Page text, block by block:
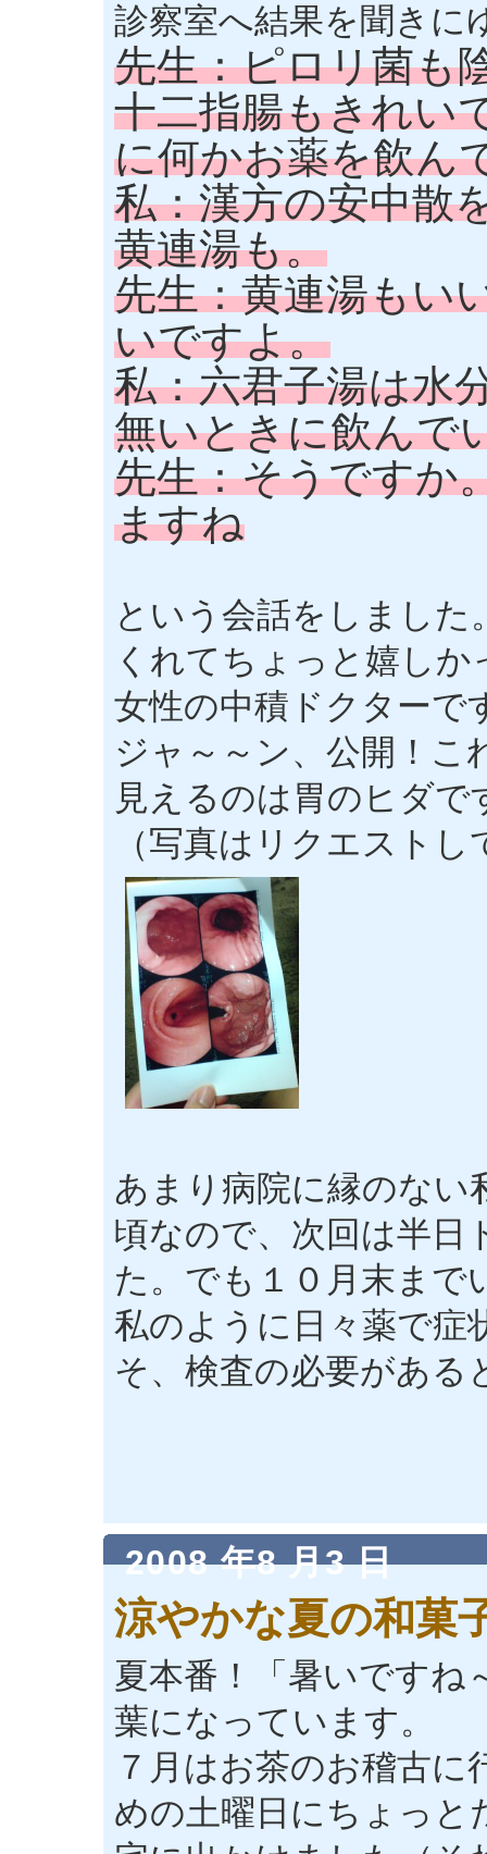
診察室へ結果を聞きに
先生：ピロリ菌も
十二指腸もきれい
に何かお薬を飲ん
私：漢方の安中散
黄連湯も。
先生：黄連湯もい
いですよ。
私：六君子湯は水
無いときに飲んで
先生：そうですか
ますね
という会話をしました
くれてちょっと嬉し
女性の中積ドクターで
ジャ～～ン、公開！こ
見えるのは胃のヒダで
（写真はリクエスト
あまり病院に縁のない
頃なので、次回は半日
た。でも１０月末まで
私のように日々薬で症
そ、検査の必要がある
2008 年8 月3 日
涼やかな夏の和菓
夏本番！「暑いですね
葉になっています。
７月はお茶のお稽古
めの土曜日にちょっと